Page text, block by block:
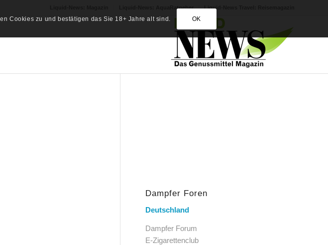
Liquid-News: AquaRatgeber Liquid-News Travel: Reisemagazin
Dampfer Foren
Deutschland
Dampfer Forum
E-Zigarettenclub
Cookies zu und bestätigen das Sie 18+ Jahre alt sind. OK